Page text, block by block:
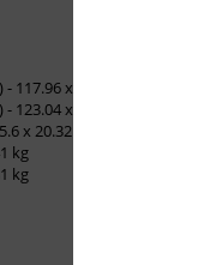
117.96 x 5.6 x 20.32 cm
123.04 x 5.6 x 20.32 cm
x 20.32 cm
kg
kg